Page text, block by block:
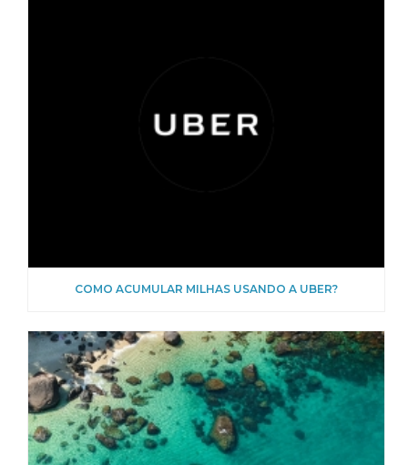
COMO ACUMULAR MILHAS USANDO A UBER?